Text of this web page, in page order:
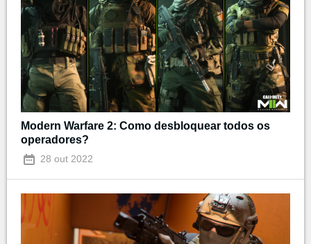
Modern Warfare 2: Como desbloquear todos os
operadores?
28 out 2022